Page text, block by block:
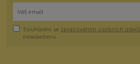
Souhlasím se zpracováním osobních údajů
newsletteru.